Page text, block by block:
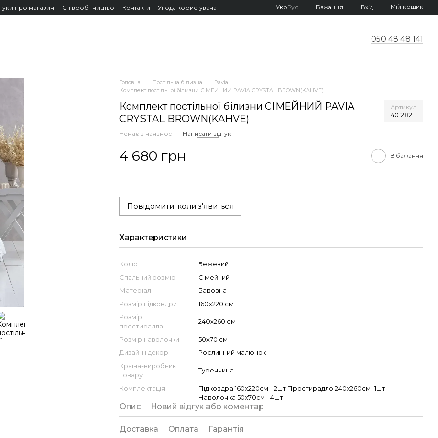
про магазин Співробітництво Контакти Угода користувача УкрРус Бажання Вхід Мій кошик
050 48 48 141
Головна Постільна білизна
Pavia
Комплект постільної білизни СІМЕЙНИЙ PAVIA CRYSTAL BROWN(KAHVE)
Комплект постільної білизни СІМЕЙНИЙ PAVIA
CRYSTAL BROWN(KAHVE)
Артикул
401282
Немає в наявності Написати відгук
4 680 грн В бажання
Повідомити, коли з'явиться
Характеристики
Колір
Бежевий
Спальний розмір
Сімейний
Матеріал
Бавовна
Розмір підковдри
160х220 см
Розмір
простирадла
240х260 см
Розмір наволочки
50х70 см
Дизайн і декор
Рослинний малюнок
Країна-виробник
товару
Туреччина
Комплектація
Підковдра 160х220см - 2шт Простирадло 240х260см -1шт
Наволочка 50х70см - 4шт
Опис Новий відгук або коментар
Доставка Оплата Гарантія